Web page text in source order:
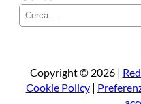
Copyright © 2026 |
Cookie Policy|